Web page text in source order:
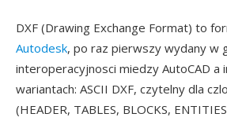
DXF (Drawing Exchange Format) to
Autodesk, po raz pierwszy wydany w
interoperacyjnosci miedzy AutoCAD
wariantach: ASCII DXF, czytelny dla
(HEADER, TABLES, BLOCKS,